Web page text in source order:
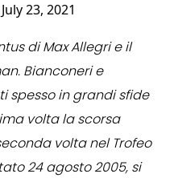
July 23, 2021
di Max Allegri e il
Bianconeri e
spesso in grandi sfide
volta la scorsa
volta nel Trofeo
24 agosto 2005, si